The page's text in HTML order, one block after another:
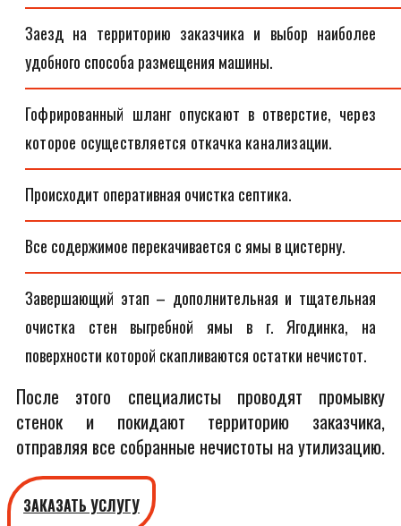
Заезд на территорию заказчика и выбор наиболее
удобного способа размещения машины.
Гофрированный шланг опускают в отверстие, через
которое осуществляется откачка канализации.
Происходит оперативная очистка септика.
Все содержимое перекачивается с ямы в цистерну.
Завершающий этап – дополнительная и тщательная
очистка стен выгребной ямы в г. Ягодинка, на
поверхности которой скапливаются остатки нечистот.
После этого специалисты проводят промывку
стенок и покидают территорию заказчика,
отправляя все собранные нечистоты на утилизацию.
ЗАКАЗАТЬ УСЛУГУ